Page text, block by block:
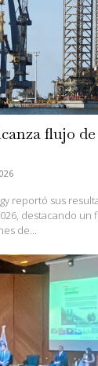
flujo de
reportó sus
destacando un
de...